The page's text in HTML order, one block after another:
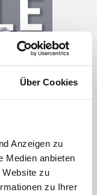
Über Cookies
Anzeigen zu
Medien anbieten
Website zu
zu Ihrer